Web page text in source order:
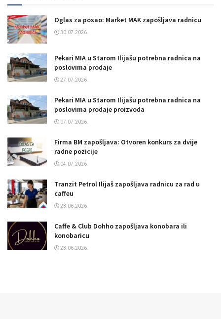
Oglas za posao: Market MAK zapošljava radnicu
30.07.2026.
Pekari MIA u Starom Ilijašu potrebna radnica na
poslovima prodaje
27.07.2026.
Pekari MIA u Starom Ilijašu potrebna radnica na
poslovima prodaje proizvoda
07.07.2026.
Firma BM zapošljava: Otvoren konkurs za dvije
radne pozicije
04.07.2026.
Tranzit Petrol Ilijaš zapošljava radnicu za rad u
caffeu
23.06.2026.
Caffe & Club Dohho zapošljava konobara ili
konobaricu
23.06.2026.